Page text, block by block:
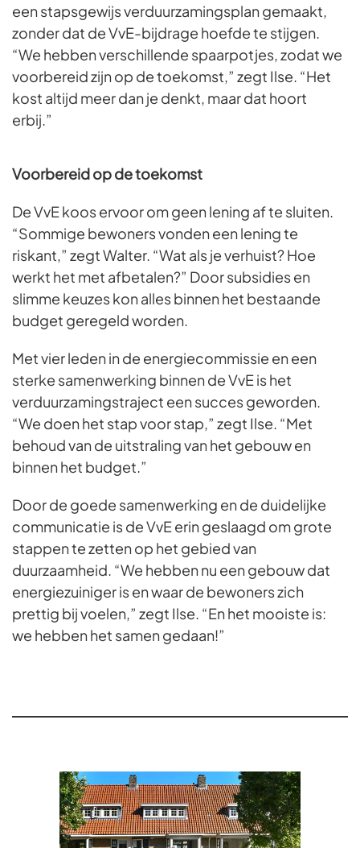
een stapsgewijs verduurzamingsplan gemaakt,
zonder dat de VvE-bijdrage hoefde te stijgen.
“We hebben verschillende spaarpotjes, zodat we
voorbereid zijn op de toekomst,” zegt Ilse. “Het
kost altijd meer dan je denkt, maar dat hoort
erbij.”
Voorbereid op de toekomst
De VvE koos ervoor om geen lening af te sluiten.
“Sommige bewoners vonden een lening te
riskant,” zegt Walter. “Wat als je verhuist? Hoe
werkt het met afbetalen?” Door subsidies en
slimme keuzes kon alles binnen het bestaande
budget geregeld worden.
Met vier leden in de energiecommissie en een
sterke samenwerking binnen de VvE is het
verduurzamingstraject een succes geworden.
“We doen het stap voor stap,” zegt Ilse. “Met
behoud van de uitstraling van het gebouw en
binnen het budget.”
Door de goede samenwerking en de duidelijke
communicatie is de VvE erin geslaagd om grote
stappen te zetten op het gebied van
duurzaamheid. “We hebben nu een gebouw dat
energiezuiniger is en waar de bewoners zich
prettig bij voelen,” zegt Ilse. “En het mooiste is:
we hebben het samen gedaan!”